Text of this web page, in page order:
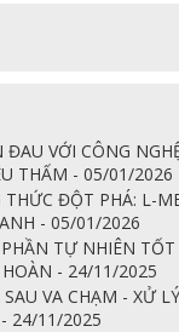
ĐAU VỚI CÔNG
THẤM - 05/01/2026
THỨC ĐỘT PHÁ: L-
- 05/01/2026
TỰ NHIÊN
- 24/11/2025
VA CHẠM - XỬ
24/11/2025